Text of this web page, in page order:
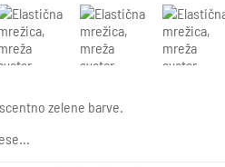
zelene barve.